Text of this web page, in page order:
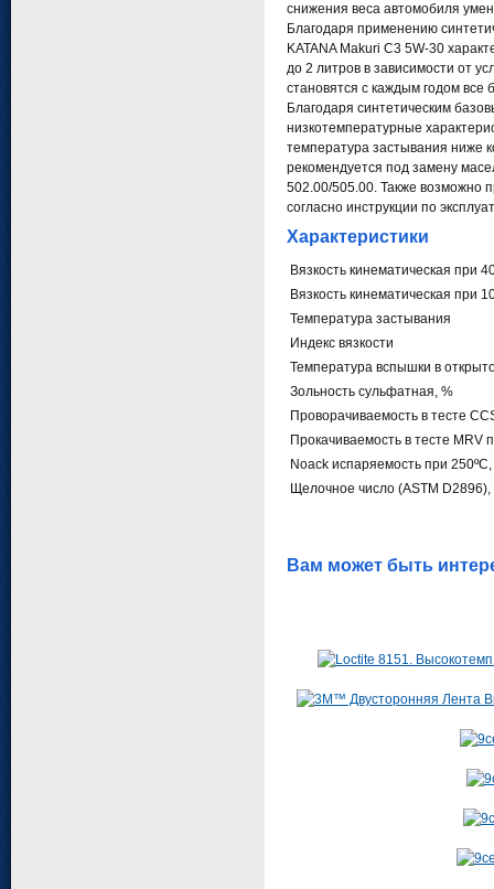
снижения веса автомобиля
Благодаря применению
KATANA Makuri C3 5W-30
до 2 литров в зависимости от
становятся с каждым годом все
Благодаря синтетическим
низкотемпературные
температура застывания ниже
рекомендуется под замену
502.00/505.00. Также возможно
согласно инструкции по
Характеристики
Вязкость кинематическая при
Вязкость кинематическая при
Температура застывания
Индекс вязкости
Температура вспышки в
Зольность сульфатная, %
Проворачиваемость в тесте
Прокачиваемость в тесте MRV
Noack испаряемость при
Щелочное число (ASTM D2896),
Вам может быть